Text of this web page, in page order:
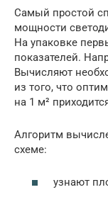
Самый простой
мощности
На упаковке
показателей.
Вычисляют
из того, что
на 1 м²
Алгоритм
схеме:
узнают